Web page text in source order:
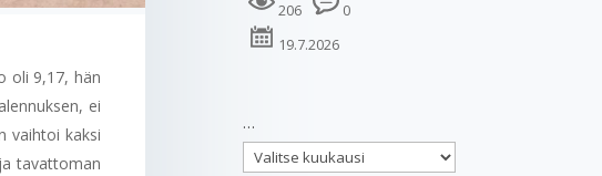
oli 9,17, hän
ei
vaihtoi kaksi
tavattoman
206
0
19.7.2026
…
…